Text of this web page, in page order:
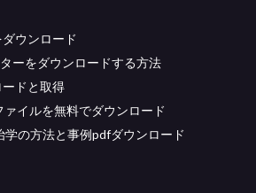
ウンロード
ーをダウンロードする方法
ドと取得
イルを無料でダウンロード
の方法と事例pdfダウンロード